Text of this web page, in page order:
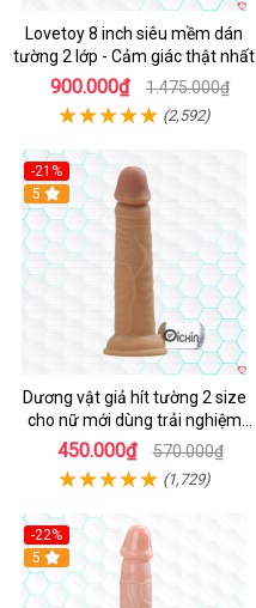
Lovetoy 8 inch siêu mềm dán
tường 2 lớp - Cảm giác thật nhất
900.000₫ 1.475.000₫
(2,592)
-21%
Hot
5
Dương vật giả hít tường 2 size
cho nữ mới dùng trải nghiệm
thật
450.000₫ 570.000₫
(1,729)
-22%
Hot
5